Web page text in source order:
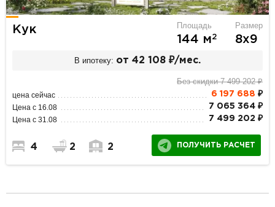
Кук Площадь
144 м2
Размер
8х9
В ипотеку: от 42 108 ₽/мес.
Без скидки 7 499 202 ₽
цена сейчас 6 197 688 ₽
Цена с 16.08 7 065 364 ₽
Цена с 31.08 7 499 202 ₽
4 2 2 ПОЛУЧИТЬ РАСЧЕТ